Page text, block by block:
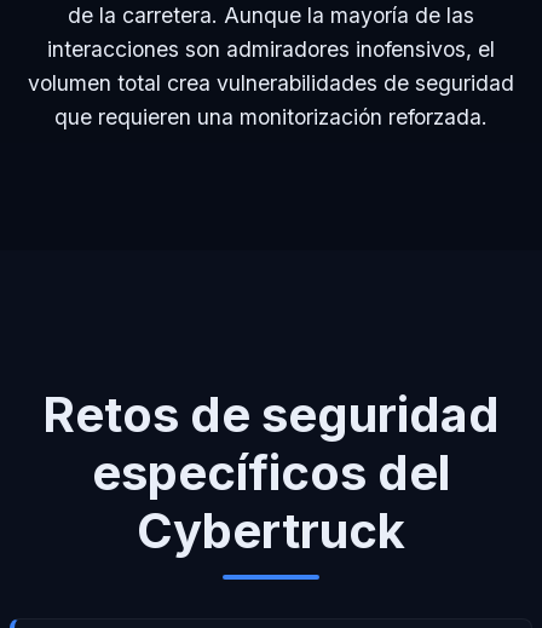
de la carretera. Aunque la mayoría de las
interacciones son admiradores inofensivos, el
volumen total crea vulnerabilidades de seguridad
que requieren una monitorización reforzada.
Retos de seguridad
específicos del
Cybertruck